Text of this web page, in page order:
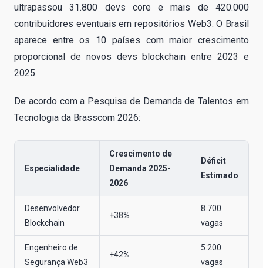
ultrapassou 31.800 devs core e mais de 420.000
contribuidores eventuais em repositórios Web3. O Brasil
aparece entre os 10 países com maior crescimento
proporcional de novos devs blockchain entre 2023 e
2025.
De acordo com a Pesquisa de Demanda de Talentos em
Tecnologia da Brasscom 2026:
Especialidade
Crescimento de
Demanda 2025-
2026
Déficit
Estimado
Desenvolvedor
Blockchain
+38%
8.700
vagas
Engenheiro de
Segurança Web3
+42%
5.200
vagas